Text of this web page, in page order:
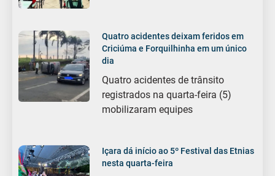
Quatro acidentes deixam feridos em
Criciúma e Forquilhinha em um único
dia
Quatro acidentes de trânsito
registrados na quarta-feira (5)
mobilizaram equipes
Içara dá início ao 5º Festival das Etnias
nesta quarta-feira